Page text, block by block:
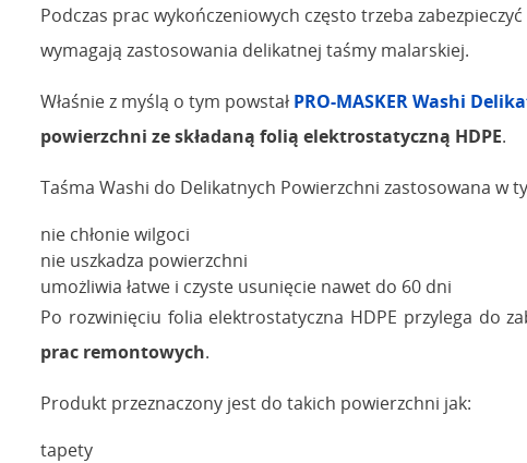
Podczas prac wykończeniowych często trzeba
wymagają zastosowania delikatnej taśmy malarskiej.
Właśnie z myślą o tym powstał PRO-MASKER Washi
powierzchni ze składaną folią elektrostatyczną HDPE.
Taśma Washi do Delikatnych Powierzchni zastosowana w
nie chłonie wilgoci
nie uszkadza powierzchni
umożliwia łatwe i czyste usunięcie nawet do 60 dni
Po rozwinięciu folia elektrostatyczna HDPE przylega do
prac remontowych.
Produkt przeznaczony jest do takich powierzchni jak:
tapety